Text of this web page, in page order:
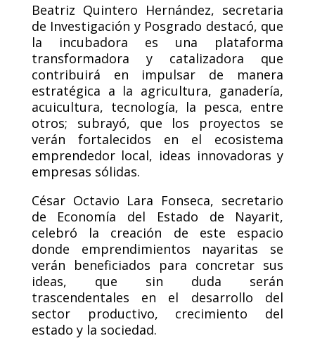
Beatriz Quintero Hernández, secretaria
de Investigación y Posgrado destacó, que
la incubadora es una plataforma
transformadora y catalizadora que
contribuirá en impulsar de manera
estratégica a la agricultura, ganadería,
acuicultura, tecnología, la pesca, entre
otros; subrayó, que los proyectos se
verán fortalecidos en el ecosistema
emprendedor local, ideas innovadoras y
empresas sólidas.
César Octavio Lara Fonseca, secretario
de Economía del Estado de Nayarit,
celebró la creación de este espacio
donde emprendimientos nayaritas se
verán beneficiados para concretar sus
ideas, que sin duda serán
trascendentales en el desarrollo del
sector productivo, crecimiento del
estado y la sociedad.